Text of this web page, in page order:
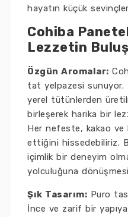
hayatın küçük
Cohiba
Lezzetin
Özgün Aromalar:
tat yelpazesi sunuyor.
yerel tütünlerden
birleşerek harika bir
Her nefeste, kakao ve
ettiğini hissedebiliriz.
içimlik bir deneyim
yolculuğuna
Şık Tasarım: Puro
İnce ve zarif bir